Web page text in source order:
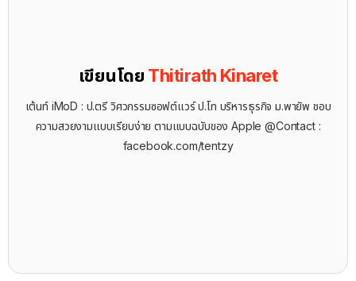
เขียนโดย Thitirath Kinaret
เต้นท์ iMoD : ป.ตรี วิศวกรรมซอฟต์แวร์ ป.โท บริหารธุรกิจ ม.พายัพ ชอบ
ความสวยงามแบบเรียบง่าย ตามแบบฉบับของ Apple @Contact :
facebook.com/tentzy